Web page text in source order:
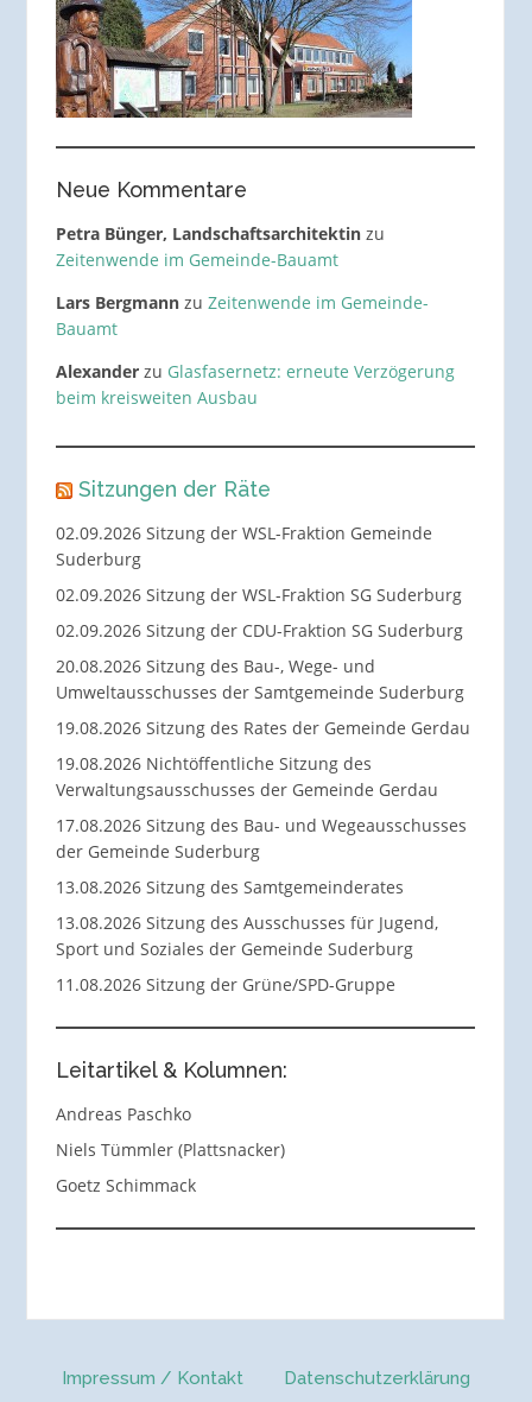
Neue Kommentare
Petra Bünger, Landschaftsarchitektinzu
Zeitenwende im Gemeinde-Bauamt
Lars Bergmannzu Zeitenwende im Gemeinde-
Bauamt
Alexanderzu Glasfasernetz: erneute Verzögerung
beim kreisweiten Ausbau
Sitzungen der Räte
02.09.2026 Sitzung der WSL-Fraktion Gemeinde
Suderburg
02.09.2026 Sitzung der WSL-Fraktion SG Suderburg
02.09.2026 Sitzung der CDU-Fraktion SG Suderburg
20.08.2026 Sitzung des Bau-, Wege- und
Umweltausschusses der Samtgemeinde Suderburg
19.08.2026 Sitzung des Rates der Gemeinde Gerdau
19.08.2026 Nichtöffentliche Sitzung des
Verwaltungsausschusses der Gemeinde Gerdau
17.08.2026 Sitzung des Bau- und Wegeausschusses
der Gemeinde Suderburg
13.08.2026 Sitzung des Samtgemeinderates
13.08.2026 Sitzung des Ausschusses für Jugend,
Sport und Soziales der Gemeinde Suderburg
11.08.2026 Sitzung der Grüne/SPD-Gruppe
Leitartikel & Kolumnen:
Andreas Paschko
Niels Tümmler (Plattsnacker)
Goetz Schimmack
Impressum / Kontakt Datenschutzerklärung